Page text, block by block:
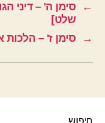
←
סימן ה' – דיני
שלט]
→
סימן ז' – הלכות
חיפוש